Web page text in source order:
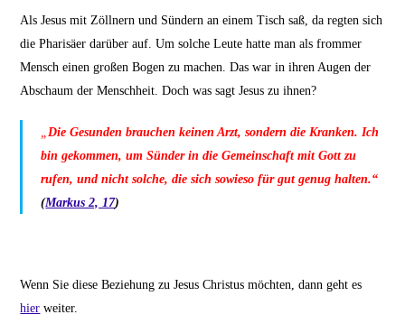
Als Jesus mit Zöllnern und Sündern an einem Tisch saß, da regten sich
die Pharisäer darüber auf. Um solche Leute hatte man als frommer
Mensch einen großen Bogen zu machen. Das war in ihren Augen der
Abschaum der Menschheit. Doch was sagt Jesus zu ihnen?
„Die Gesunden brauchen keinen Arzt, sondern die Kranken. Ich
bin gekommen, um Sünder in die Gemeinschaft mit Gott zu
rufen, und nicht solche, die sich sowieso für gut genug halten.“
(Markus 2, 17)
Wenn Sie diese Beziehung zu Jesus Christus möchten, dann geht es
hier weiter.